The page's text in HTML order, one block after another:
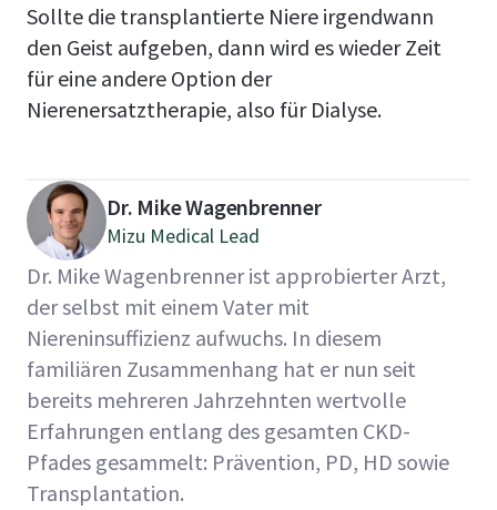
Sollte die transplantierte Niere irgendwann
den Geist aufgeben, dann wird es wieder Zeit
für eine andere Option der
Nierenersatztherapie, also für Dialyse.
Dr. Mike Wagenbrenner
Mizu Medical Lead
Dr. Mike Wagenbrenner ist approbierter Arzt,
der selbst mit einem Vater mit
Niereninsuffizienz aufwuchs. In diesem
familiären Zusammenhang hat er nun seit
bereits mehreren Jahrzehnten wertvolle
Erfahrungen entlang des gesamten CKD-
Pfades gesammelt: Prävention, PD, HD sowie
Transplantation.